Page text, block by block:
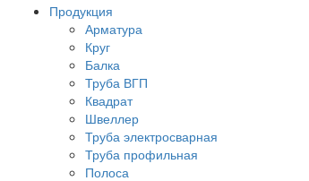
Продукция
Арматура
Круг
Балка
Труба ВГП
Квадрат
Швеллер
Труба электросварная
Труба профильная
Полоса